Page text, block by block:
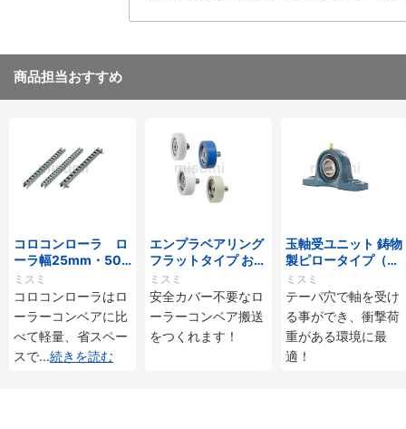
商品担当おすすめ
コロコンローラ ロ
ーラ幅25mm・50
mmタイプ
ミスミ
コロコンローラはロ
ーラーコンベアに比
べて軽量、省スペー
スで...続きを読む
エンプラベアリング
フラットタイプ おね
じ付
ミスミ
安全カバー不要なロ
ーラーコンベア搬送
をつくれます！
玉軸受ユニット 鋳物
製ピロータイプ（テ
ーパ穴タイプ）
ミスミ
テーパ穴で軸を受け
る事ができ、衝撃荷
重がある環境に最
適！